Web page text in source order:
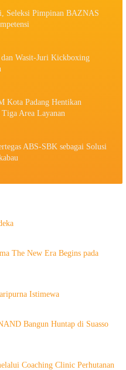
Seleksi Pimpinan BAZNAS
Wasit-Juri Kickboxing
Kota Padang Hentikan
Area Layanan
ABS-SBK sebagai Solusi
The New Era Begins pada
Istimewa
Bangun Huntap di Suasso
Coaching Clinic Perhutanan